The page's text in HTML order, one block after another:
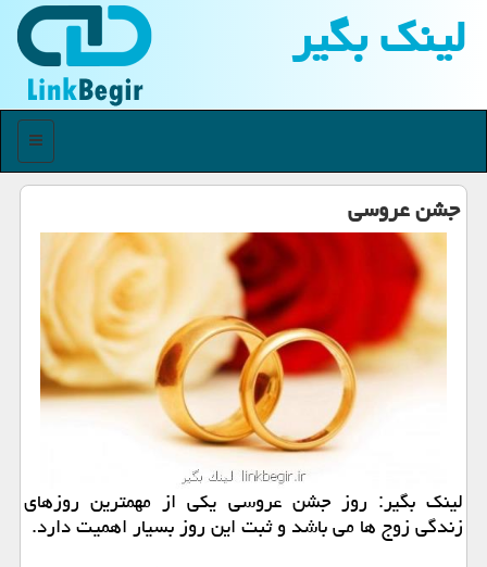
لینك بگیر
منو
جشن عروسی
لینك بگیر: روز جشن عروسی یكی از مهمترین روزهای
زندگی زوج ها می باشد و ثبت این روز بسیار اهمیت دارد.